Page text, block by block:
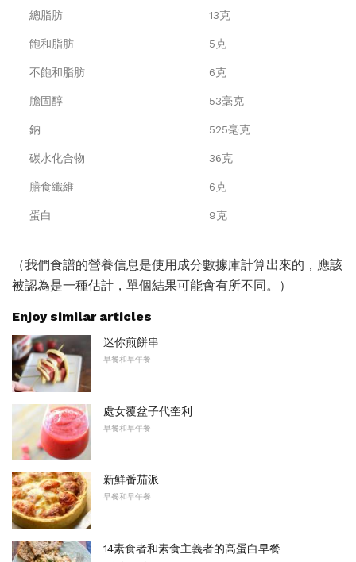
總脂肪 13克
飽和脂肪 5克
不飽和脂肪 6克
膽固醇 53毫克
鈉 525毫克
碳水化合物 36克
膳食纖維 6克
蛋白 9克
（我們食譜的營養信息是使用成分數據庫計算出來的，應該
被認為是一種估計，單個結果可能會有所不同。）
Enjoy similar articles
迷你煎餅串
早餐和早午餐
處女覆盆子代奎利
早餐和早午餐
新鮮番茄派
早餐和早午餐
14素食者和素食主義者的高蛋白早餐